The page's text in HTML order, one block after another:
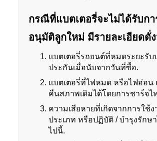
กรณีที่แบตเตอรี่จะไม่ได้รับก
อนุมัติลูกใหม่ มีรายละเอียดดั่
แบตเตอรี่รถยนต์ที่หมดระยะรับ
ประกันเมื่อนับจากวันที่ซื้อ.
แบตเตอรี่ที่ไฟหมด หรือไฟอ่อน
คืนสภาพเดิมได้โดยการชาร์จไ
ความเสียหายที่เกิดจากการใช้
ประเภท หรือปฏิบัติ / บำรุงรักษ
ไปนี้.